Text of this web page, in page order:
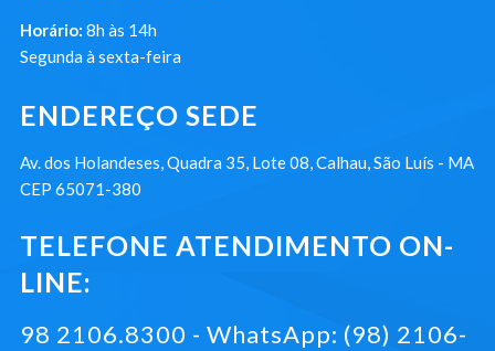
Horário: 8h às 14h
Segunda à sexta-feira
ENDEREÇO SEDE
Av. dos Holandeses, Quadra 35, Lote 08, Calhau, São Luís - MA
CEP 65071-380
TELEFONE ATENDIMENTO ON-
LINE:
98 2106.8300 - WhatsApp: (98) 2106-